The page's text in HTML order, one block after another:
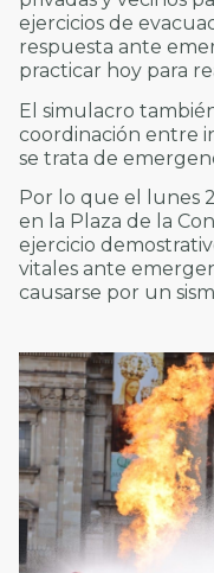
ejercicios de
respuesta ante
practicar hoy para
El simulacro
coordinación entre
se trata de
Por lo que el lunes
en la Plaza de la
ejercicio
vitales ante
causarse por un